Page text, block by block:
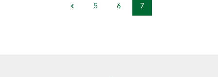
Seite
5 Seite
6 Seite
7